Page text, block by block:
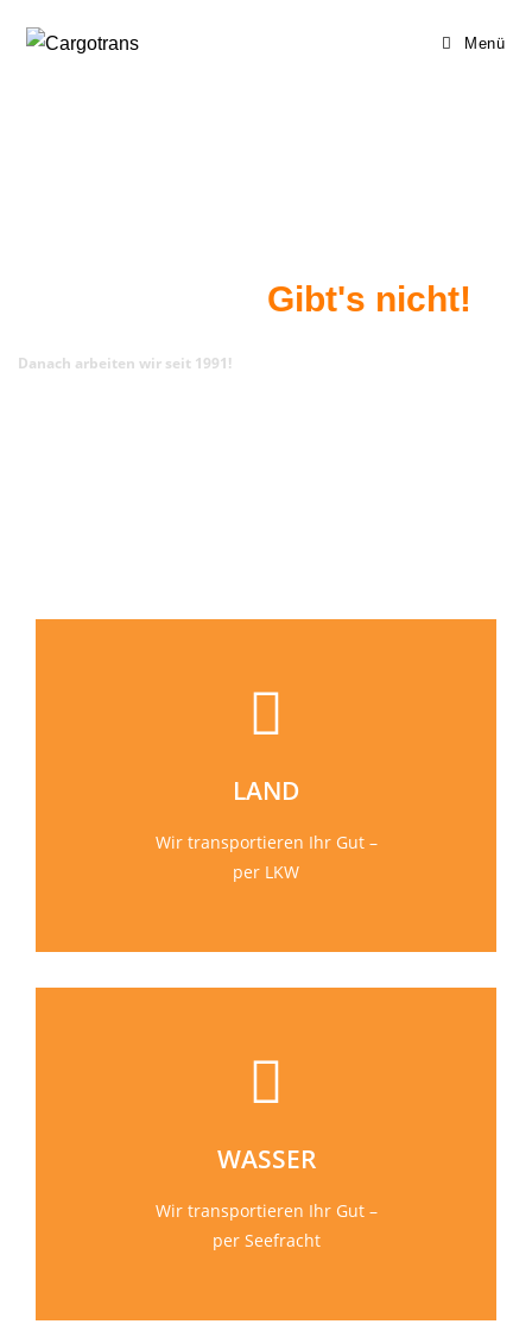
Menü
Gibt's nicht!
Danach arbeiten wir seit 1991!
LAND
Wir transportieren Ihr Gut –
per LKW
WASSER
Wir transportieren Ihr Gut –
per Seefracht